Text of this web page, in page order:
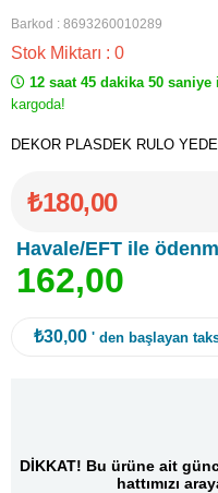
Barkod : 8693260010289
Stok Miktarı : 0
12 saat 45 dakika 50 saniye
kargoda!
DEKOR PLASDEK RULO
₺180,00
Havale/EFT ile
162,00
₺30,00 ' den başlayan
DİKKAT! Bu ürüne ait
hattımızı